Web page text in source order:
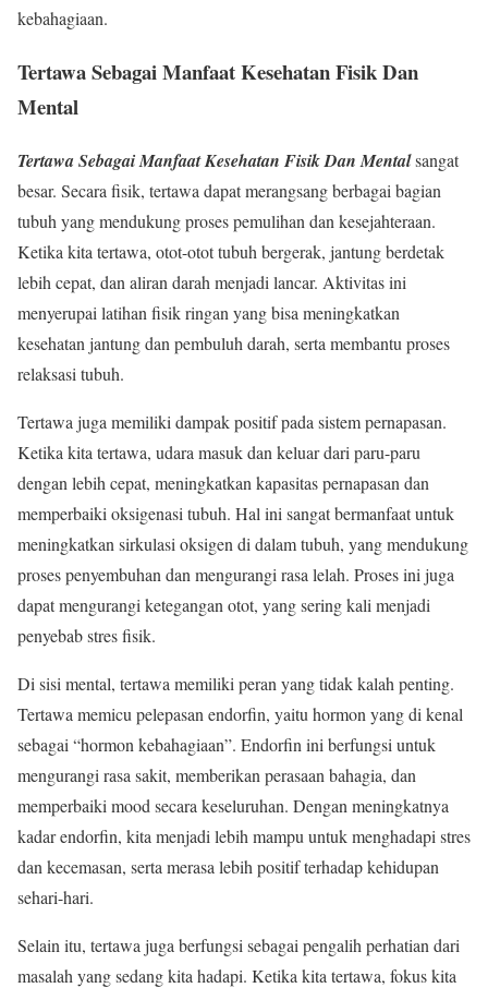
kebahagiaan.
Tertawa Sebagai Manfaat Kesehatan Fisik Dan
Mental
Tertawa Sebagai Manfaat Kesehatan Fisik Dan Mentalsangat
besar. Secara fisik, tertawa dapat merangsang berbagai bagian
tubuh yang mendukung proses pemulihan dan kesejahteraan.
Ketika kita tertawa, otot-otot tubuh bergerak, jantung berdetak
lebih cepat, dan aliran darah menjadi lancar. Aktivitas ini
menyerupai latihan fisik ringan yang bisa meningkatkan
kesehatan jantung dan pembuluh darah, serta membantu proses
relaksasi tubuh.
Tertawa juga memiliki dampak positif pada sistem pernapasan.
Ketika kita tertawa, udara masuk dan keluar dari paru-paru
dengan lebih cepat, meningkatkan kapasitas pernapasan dan
memperbaiki oksigenasi tubuh. Hal ini sangat bermanfaat untuk
meningkatkan sirkulasi oksigen di dalam tubuh, yang mendukung
proses penyembuhan dan mengurangi rasa lelah. Proses ini juga
dapat mengurangi ketegangan otot, yang sering kali menjadi
penyebab stres fisik.
Di sisi mental, tertawa memiliki peran yang tidak kalah penting.
Tertawa memicu pelepasan endorfin, yaitu hormon yang di kenal
sebagai “hormon kebahagiaan”. Endorfin ini berfungsi untuk
mengurangi rasa sakit, memberikan perasaan bahagia, dan
memperbaiki mood secara keseluruhan. Dengan meningkatnya
kadar endorfin, kita menjadi lebih mampu untuk menghadapi stres
dan kecemasan, serta merasa lebih positif terhadap kehidupan
sehari-hari.
Selain itu, tertawa juga berfungsi sebagai pengalih perhatian dari
masalah yang sedang kita hadapi. Ketika kita tertawa, fokus kita